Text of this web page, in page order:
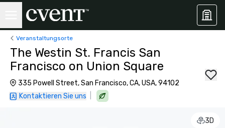
Veranstaltungsorte
The Westin St. Francis San
Francisco on Union Square
335 Powell Street, San Francisco, CA, USA, 94102
Kontaktieren Sie uns
3D